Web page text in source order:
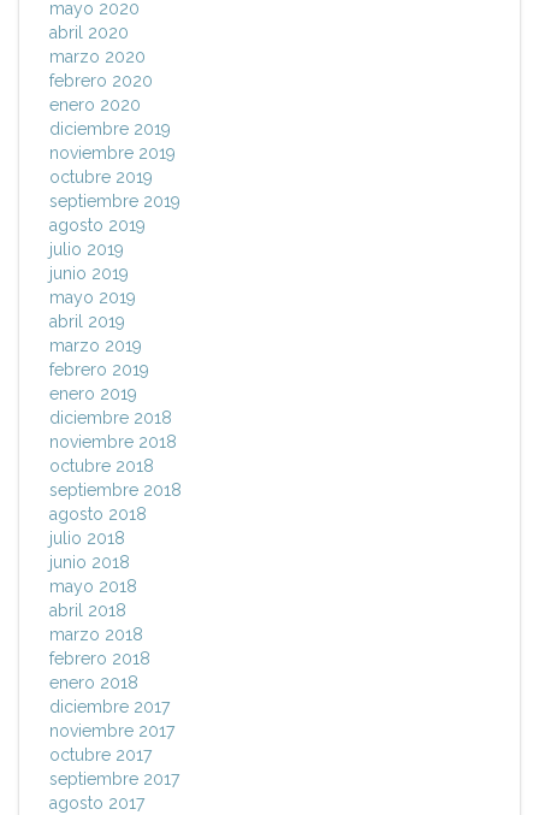
mayo 2020
abril 2020
marzo 2020
febrero 2020
enero 2020
diciembre 2019
noviembre 2019
octubre 2019
septiembre 2019
agosto 2019
julio 2019
junio 2019
mayo 2019
abril 2019
marzo 2019
febrero 2019
enero 2019
diciembre 2018
noviembre 2018
octubre 2018
septiembre 2018
agosto 2018
julio 2018
junio 2018
mayo 2018
abril 2018
marzo 2018
febrero 2018
enero 2018
diciembre 2017
noviembre 2017
octubre 2017
septiembre 2017
agosto 2017